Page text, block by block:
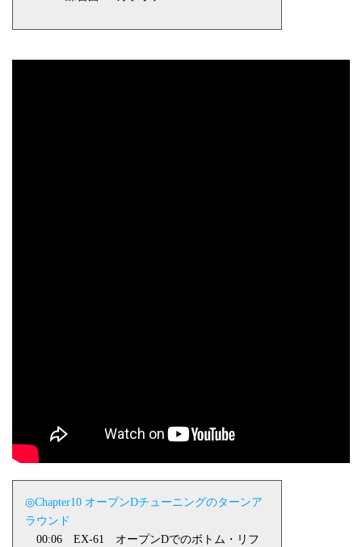
◎Chapter10 オープンDチューニングのターンア
ラウンド
00:06 EX-61 オープンDでのボトム・リフ